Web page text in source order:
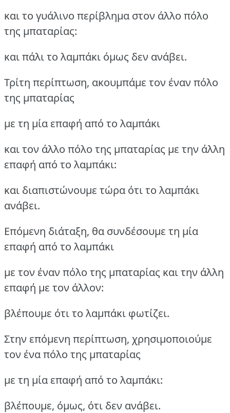
και το γυάλινο περίβλημα στον άλλο πόλο
της μπαταρίας:
και πάλι το λαμπάκι όμως δεν ανάβει.
Τρίτη περίπτωση, ακουμπάμε τον έναν πόλο
της μπαταρίας
με τη μία επαφή από το λαμπάκι
και τον άλλο πόλο της μπαταρίας με την άλλη
επαφή από το λαμπάκι:
και διαπιστώνουμε τώρα ότι το λαμπάκι
ανάβει.
Επόμενη διάταξη, θα συνδέσουμε τη μία
επαφή από το λαμπάκι
με τον έναν πόλο της μπαταρίας και την άλλη
επαφή με τον άλλον:
βλέπουμε ότι το λαμπάκι φωτίζει.
Στην επόμενη περίπτωση, χρησιμοποιούμε
τον ένα πόλο της μπαταρίας
με τη μία επαφή από το λαμπάκι:
βλέπουμε, όμως, ότι δεν ανάβει.